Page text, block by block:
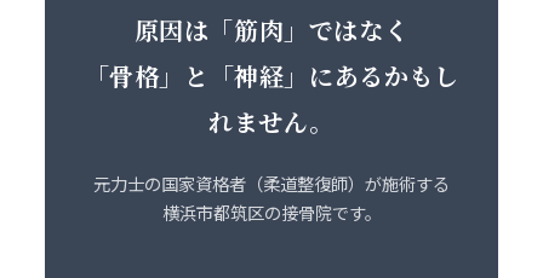
原因は「筋肉」ではなく
「骨格」と「神経」にあるかもし
れません。
元力士の国家資格者（柔道整復師）が施術する
横浜市都筑区の接骨院です。